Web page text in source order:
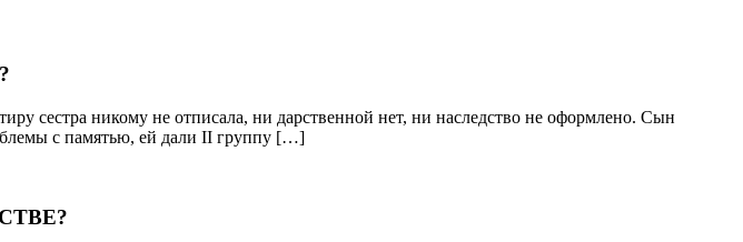
сестра никому не отписала, ни дарственной нет, ни наследство не оформлено. Сын
с памятью, ей дали II группу […]